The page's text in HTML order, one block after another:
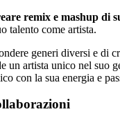
remix e mashup di
talento come artista.
generi diversi e di
un artista unico nel suo
con la sua energia e